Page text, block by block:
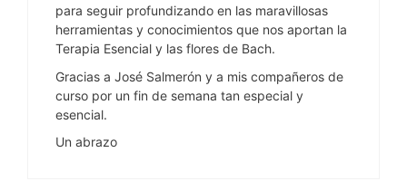
para seguir profundizando en las maravillosas
herramientas y conocimientos que nos aportan la
Terapia Esencial y las flores de Bach.
Gracias a José Salmerón y a mis compañeros de
curso por un fin de semana tan especial y
esencial.
Un abrazo